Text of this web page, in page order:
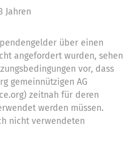
Jahren
über einen
angefordert wurden, sehen
vor, dass
gemeinnützigen AG
zeitnah für deren
werden müssen.
nicht verwendeten
ein